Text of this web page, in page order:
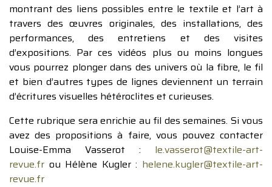
montrant des liens possibles entre le textile et l’art à
travers des œuvres originales, des installations, des
performances, des entretiens et des visites
d’expositions. Par ces vidéos plus ou moins longues
vous pourrez plonger dans des univers où la fibre, le fil
et bien d’autres types de lignes deviennent un terrain
d’écritures visuelles hétéroclites et curieuses.
Cette rubrique sera enrichie au fil des semaines. Si vous
avez des propositions à faire, vous pouvez contacter
Louise-Emma Vasserot : le.vasserot@textile-art-
revue.fr ou Hélène Kugler : helene.kugler@textile-art-
revue.fr